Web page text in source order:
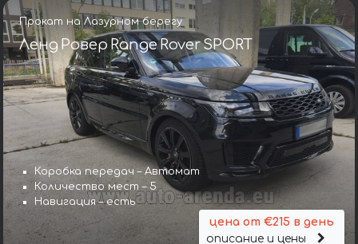
Прокат на Лазурном берегу
Ленд Ровер Range Rover SPORT
Коробка передач – Автомат
Количество мест – 5
Навигация – есть
цена от €215 в день
описание и цены